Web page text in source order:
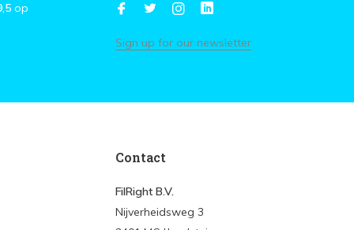
op
Sign up for our newsletter
Contact
FilRight B.V.
Nijverheidsweg 3